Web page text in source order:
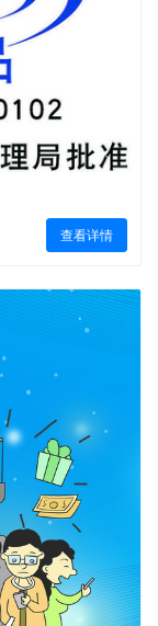
查看详情